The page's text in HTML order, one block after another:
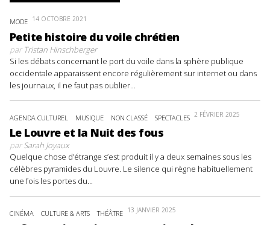
MODE 14 OCTOBRE 2021
Petite histoire du voile chrétien
parTristan Hinschberger
Si les débats concernant le port du voile dans la sphère publique
occidentale apparaissent encore régulièrement sur internet ou dans
les journaux, il ne faut pas oublier...
AGENDA CULTUREL MUSIQUE NON CLASSÉ SPECTACLES 2 FÉVRIER 2025
Le Louvre et la Nuit des fous
parSarah Joyaux
Quelque chose d’étrange s’est produit il y a deux semaines sous les
célèbres pyramides du Louvre. Le silence qui règne habituellement
une fois les portes du...
CINÉMA CULTURE & ARTS THÉÂTRE 13 JANVIER 2025